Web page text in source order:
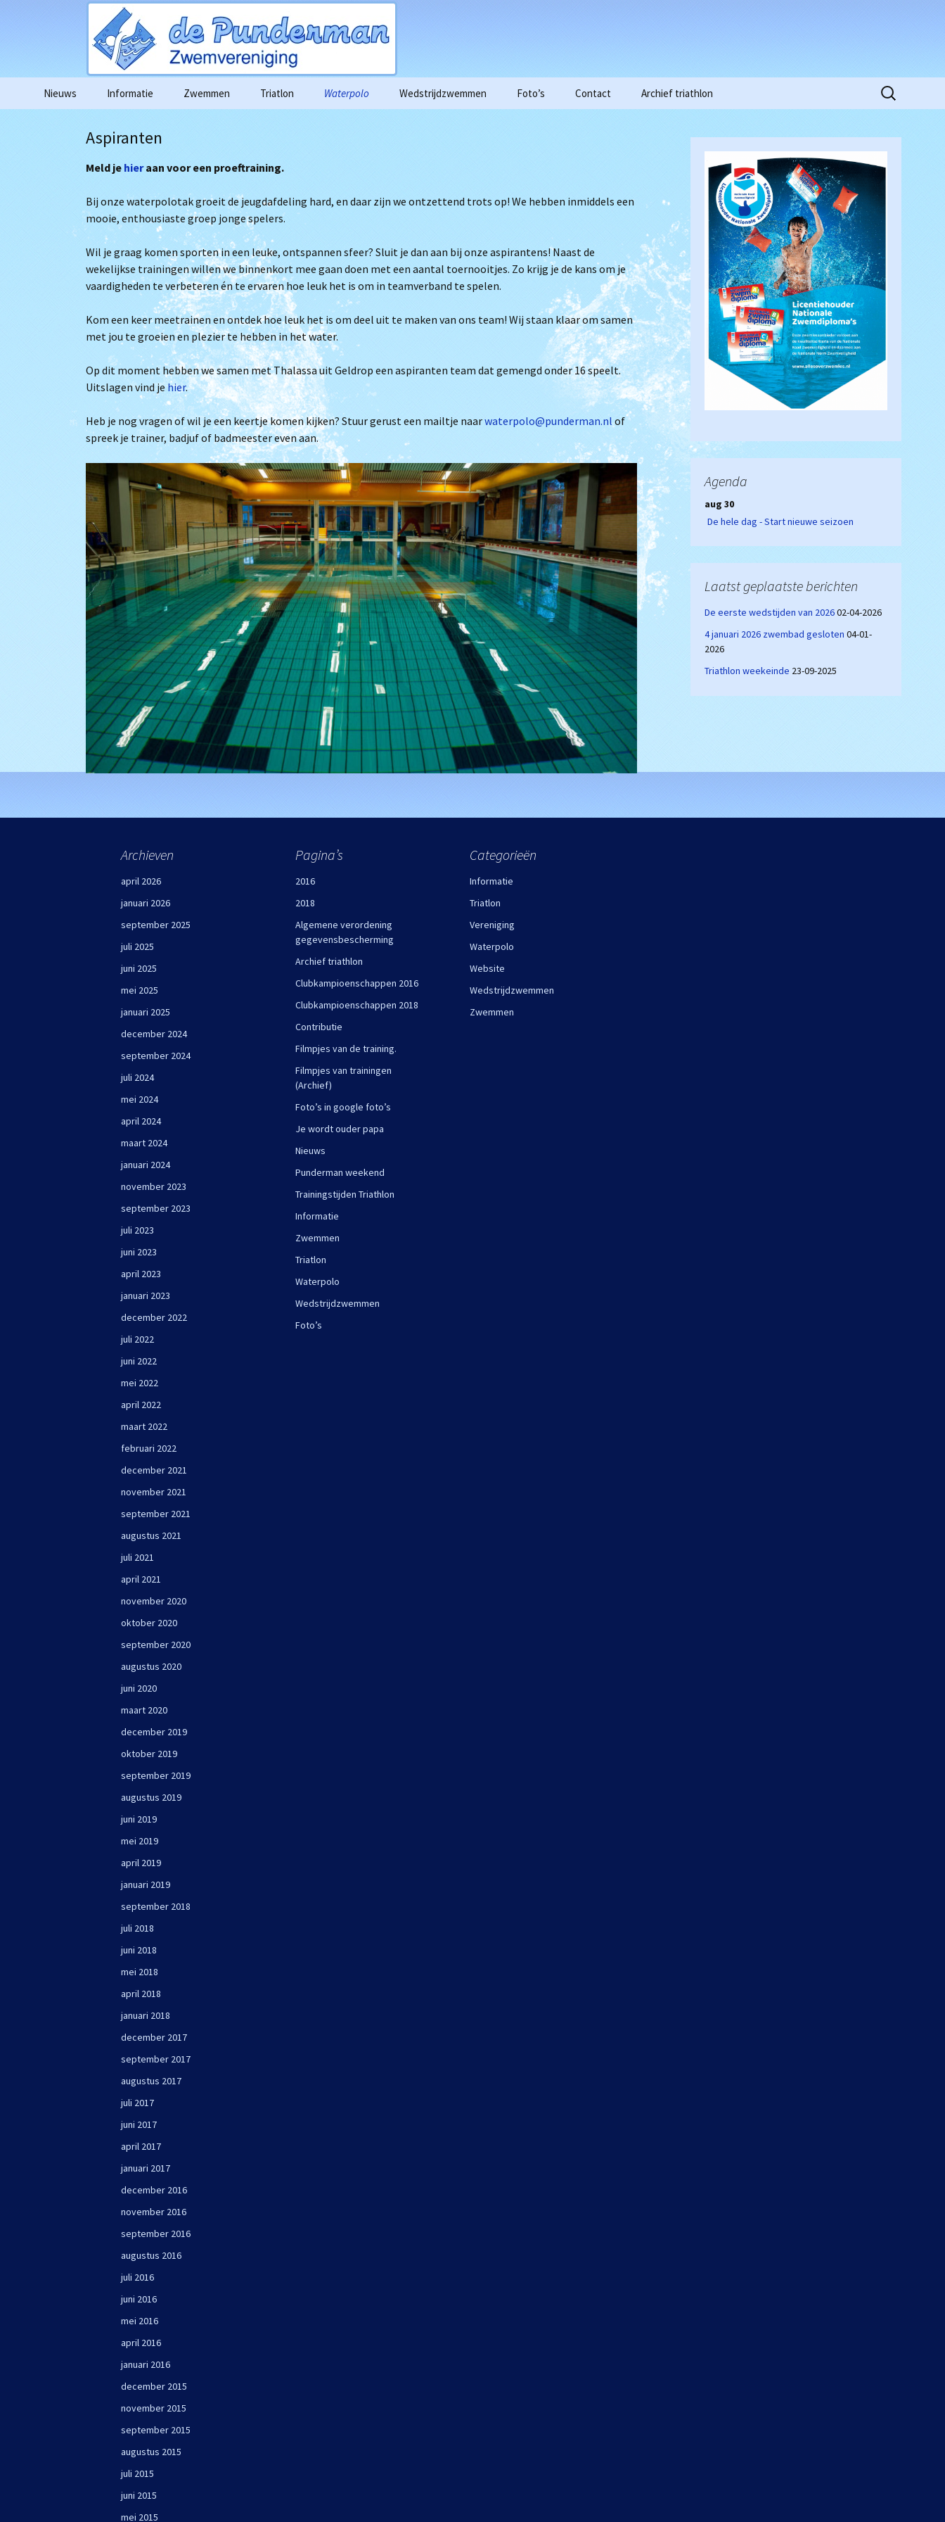
Nieuws Informatie
Gedragscode
Vertrouwenscontactpersoon
Algemene verordening
gegevensbescherming
Het bestuur
Lidmaatschap
Trainingstijden
De zwembaden
Bij Willem
Zwemmen Triatlon
deelnameoverzicht
Foto’s in google foto’s
1km zwemmen trainingen
Alle berichten
Archief Je wordt ouder papa
Triathlon
Waterpolo Wedstrijdzwemmen Foto’s
Clubkampioenschappen
Waterpolowedstrijd
Heren (18-03-2017)
Clubkampioenschappen
2018
Contact Archief triathlon
Zoeken
naar:
Aspiranten
Meld je hieraan voor een proeftraining.
Bij onze waterpolotak groeit de jeugdafdeling hard, en daar zijn we ontzettend trots op! We hebben inmiddels een
mooie, enthousiaste groep jonge spelers.
Wil je graag komen sporten in een leuke, ontspannen sfeer? Sluit je dan aan bij onze aspirantens! Naast de
wekelijkse trainingen willen we binnenkort mee gaan doen met een aantal toernooitjes. Zo krijg je de kans om je
vaardigheden te verbeteren én te ervaren hoe leuk het is om in teamverband te spelen.
Kom een keer meetrainen en ontdek hoe leuk het is om deel uit te maken van ons team! Wij staan klaar om samen
met jou te groeien en plezier te hebben in het water.
Op dit moment hebben we samen met Thalassa uit Geldrop een aspiranten team dat gemengd onder 16 speelt.
Uitslagen vind jehier.
Heb je nog vragen of wil je een keertje komen kijken? Stuur gerust een mailtje naarwaterpolo@punderman.nlof
spreek je trainer, badjuf of badmeester even aan.
Agenda
aug 30
De hele dag - Start nieuwe seizoen
Laatst geplaatste berichten
De eerste wedstijden van 202602-04-2026
4 januari 2026 zwembad gesloten 04-01-
2026
Triathlon weekeinde 23-09-2025
Archieven
april 2026
januari 2026
september 2025
juli 2025
juni 2025
mei 2025
januari 2025
december 2024
september 2024
juli 2024
mei 2024
april 2024
maart 2024
januari 2024
november 2023
september 2023
juli 2023
juni 2023
april 2023
januari 2023
december 2022
juli 2022
juni 2022
mei 2022
april 2022
maart 2022
februari 2022
december 2021
november 2021
september 2021
augustus 2021
juli 2021
april 2021
november 2020
oktober 2020
september 2020
augustus 2020
juni 2020
maart 2020
december 2019
oktober 2019
september 2019
augustus 2019
juni 2019
mei 2019
april 2019
januari 2019
september 2018
juli 2018
juni 2018
mei 2018
april 2018
januari 2018
december 2017
september 2017
augustus 2017
juli 2017
juni 2017
april 2017
januari 2017
december 2016
november 2016
september 2016
augustus 2016
juli 2016
juni 2016
mei 2016
april 2016
januari 2016
december 2015
november 2015
september 2015
augustus 2015
juli 2015
juni 2015
mei 2015
Pagina’s
2016
2018
Algemene verordening
gegevensbescherming
Archief triathlon
Clubkampioenschappen 2016
Clubkampioenschappen 2018
Contributie
Filmpjes van de training.
Filmpjes van trainingen
(Archief)
Foto’s in google foto’s
Je wordt ouder papa
Nieuws
Punderman weekend
Trainingstijden Triathlon
Informatie
Zwemmen
Triatlon
Waterpolo
Wedstrijdzwemmen
Foto’s
Categorieën
Informatie
Triatlon
Vereniging
Waterpolo
Website
Wedstrijdzwemmen
Zwemmen